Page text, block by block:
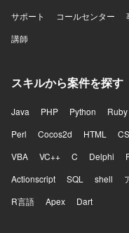
サポート
コールセンター
講師
スキルから案件を探す
Java PHP Python Ruby
Perl
Cocos2d HTML
VBA
VC++ C Delphi
Actionscript
SQL shell
R言語
Apex Dart